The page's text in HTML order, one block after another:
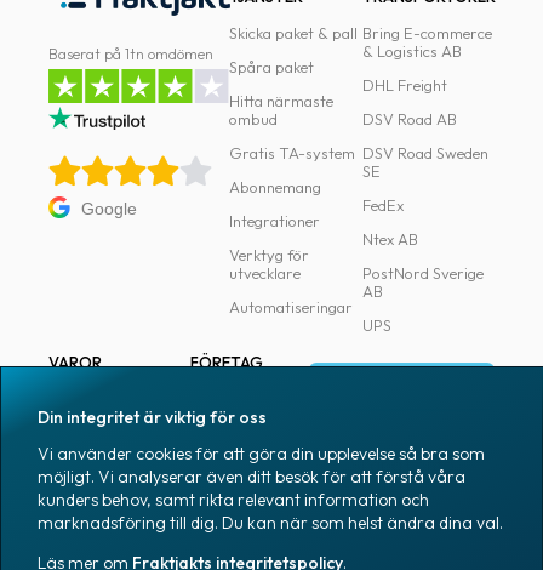
Baserat på 1tn omdömen
Google
Skicka paket & pall
Spåra paket
Hitta närmaste
ombud
Gratis TA-system
Abonnemang
Integrationer
Verktyg för
utvecklare
Automatiseringar
Bring E-commerce
& Logistics AB
DHL Freight
DSV Road AB
DSV Road Sweden
SE
FedEx
Ntex AB
PostNord Sverige
AB
UPS
VAROR
Märkning
Emballage
Emballagetillbehör
Kontorsvaror
FÖRETAG
Pressrum
Medarbetare
Jobb & karriär
Nyhetsarkiv
Skapa konto
Din integritet är viktig för oss
Vi använder cookies för att göra din upplevelse så bra som
möjligt. Vi analyserar även ditt besök för att förstå våra
kunders behov, samt rikta relevant information och
marknadsföring till dig. Du kan när som helst ändra dina val.
Läs mer om Fraktjakts integritetspolicy.